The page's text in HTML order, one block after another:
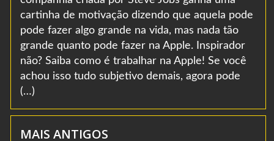
cartinha de motivação dizendo que aquela pode
pode fazer algo grande na vida, mas nada tão
grande quanto pode fazer na Apple. Inspirador
não? Saiba como é trabalhar na Apple! Se você
achou isso tudo subjetivo demais, agora pode
(…)
MAIS ANTIGOS